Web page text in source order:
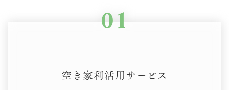
01
空き家利活用サービス